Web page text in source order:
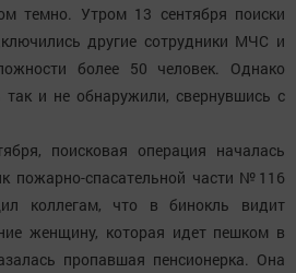
темно. Утром 13 сентября поиски
другие сотрудники МЧС и
более 50 человек. Однако
и не обнаружили, свернувшись с
поисковая операция началась
пожарно-спасательной части №116
коллегам, что в бинокль видит
женщину, которая идет пешком в
пропавшая пенсионерка. Она